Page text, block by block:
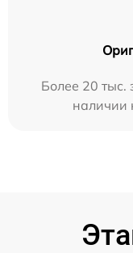
Более 20 тыс.
наличии